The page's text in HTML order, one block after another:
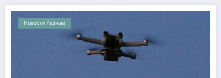
Новости Разные